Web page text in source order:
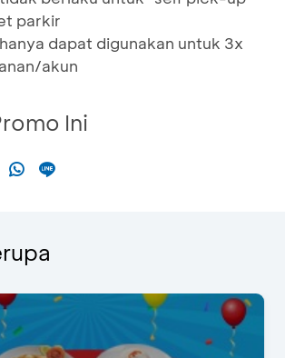
parkir
dapat digunakan untuk 3x
akun
Ini